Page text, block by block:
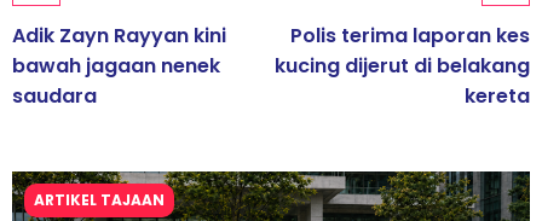
Adik Zayn Rayyan kini
bawah jagaan nenek
saudara
Polis terima laporan kes
kucing dijerut di belakang
kereta
ARTIKEL TAJAAN